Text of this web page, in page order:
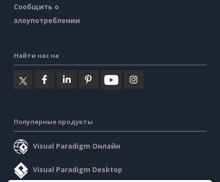
Сообщить о
злоупотреблении
Найти нас на
Популярные продукты
Visual Paradigm Онлайн
Visual Paradigm Desktop